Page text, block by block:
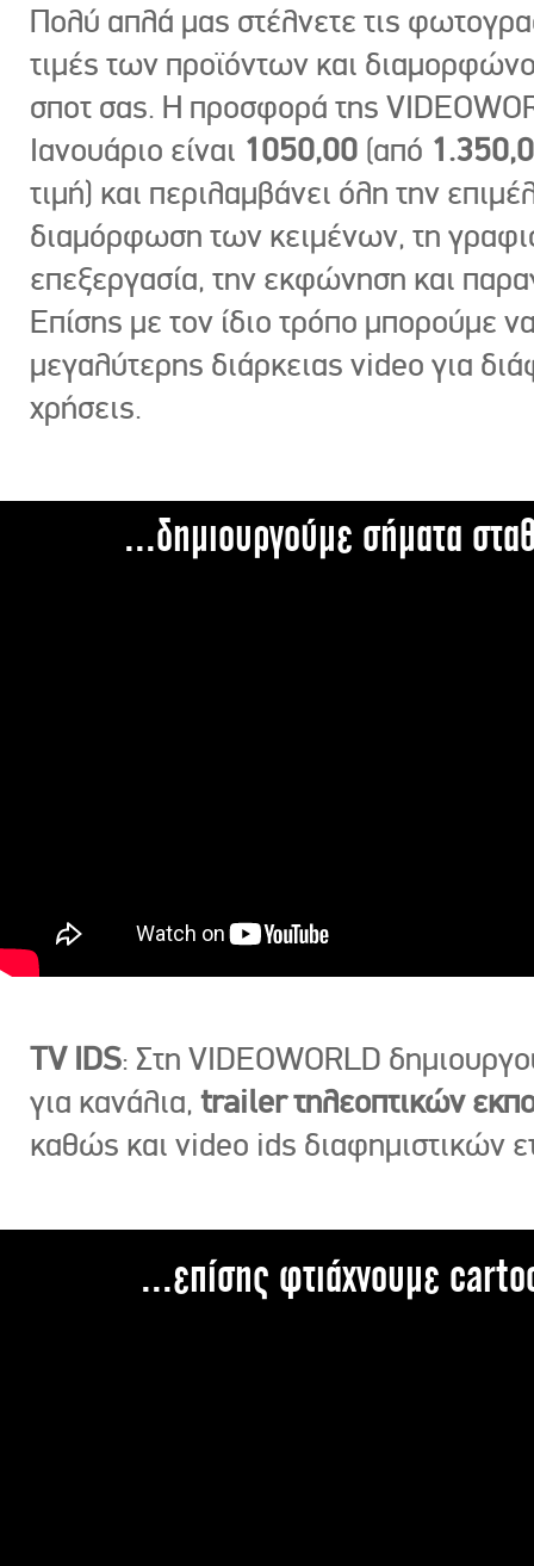
Πολύ απλά μας στέλνετε τις
τιμές των προϊόντων και
σποτ σας. Η προσφορά της
Ιανουάριο είναι 1050,00 (από
τιμή) και περιλαμβάνει όλη την
διαμόρφωση των κειμένων, τη
επεξεργασία, την εκφώνηση και
Επίσης με τον ίδιο τρόπο μπορούμε
μεγαλύτερης διάρκειας video για
χρήσεις.
...δημιουργούμε σήματα
TV IDS: Στη VIDEOWORLD
για κανάλια, trailer τηλεοπτικών
καθώς και video ids διαφημιστικών
...επίσης φτιάχνουμε